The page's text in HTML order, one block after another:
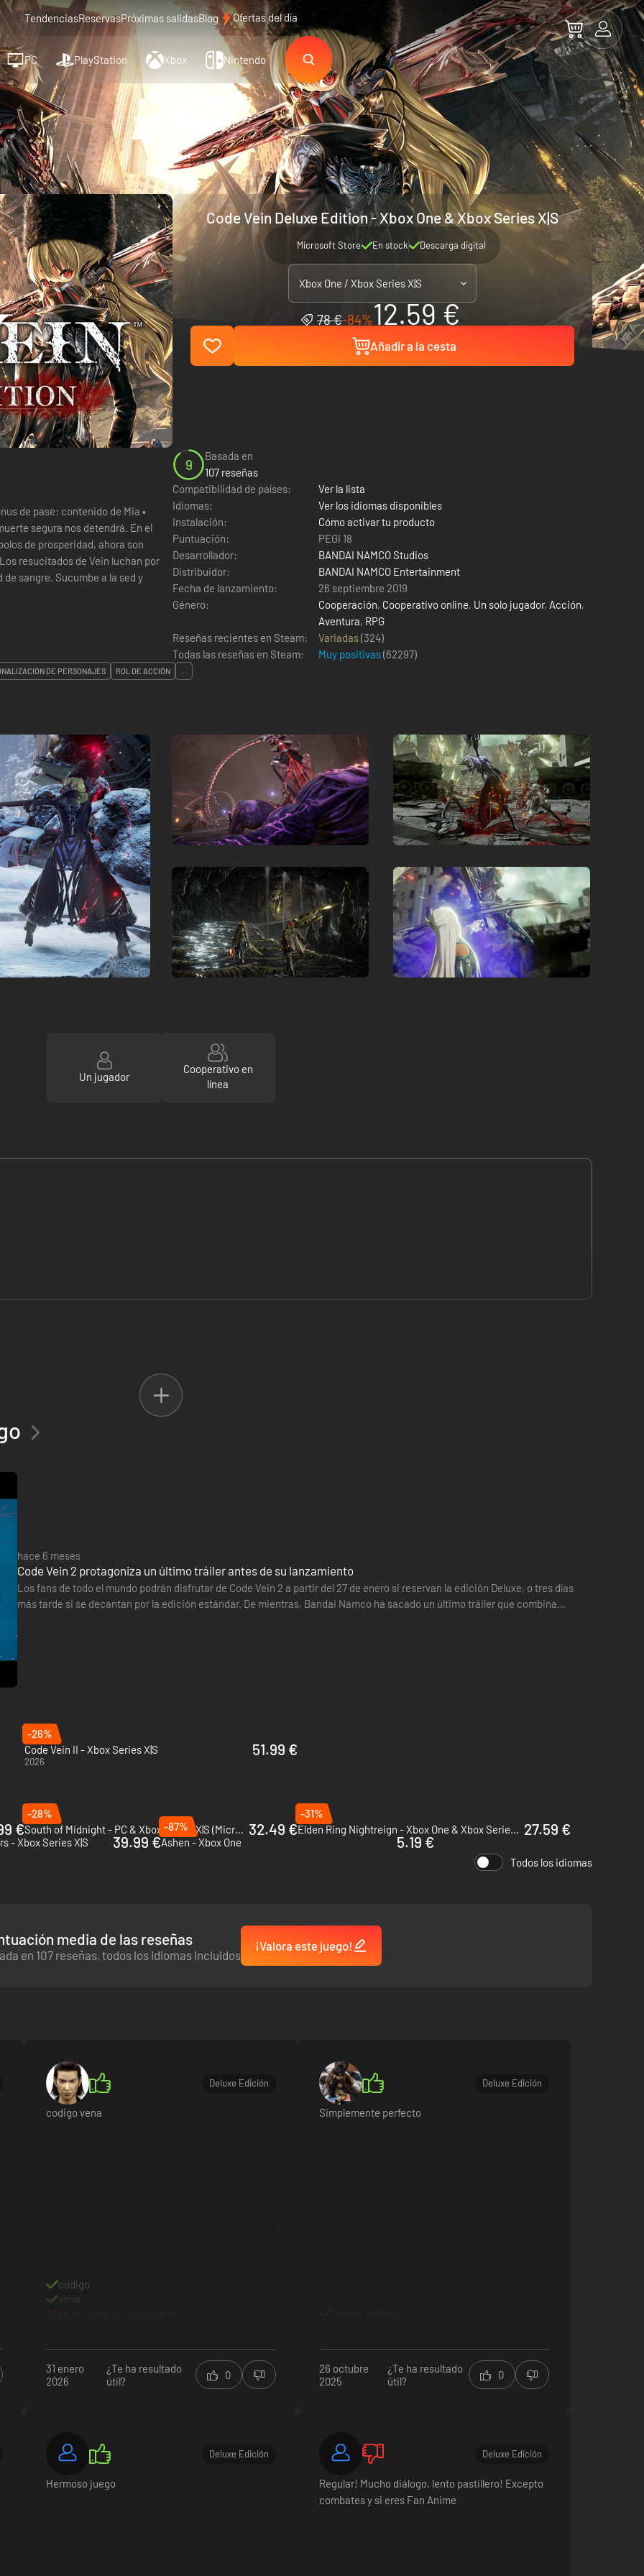
TendenciasReservasPróximas salidasBlog Ofertas del día
PC PlayStation Xbox Nintendo
Code Vein Deluxe Edition - Xbox One & Xbox Series X|S
Microsoft Store En stock Descarga digital
Xbox One / Xbox Series X|S
78 €-84%12.59 €
Añadir a la cesta
de prosperidad, ahora son
resucitados de Vein luchan por
sangre. Sucumbe a la sed y
9
Basada en
107 reseñas
Compatibilidad de países:
Ver la lista
Idiomas:
Ver los idiomas disponibles
Instalación:
Cómo activar tu producto
Puntuación:
PEGI 18
Desarrollador:
BANDAI NAMCO Studios
Distribuidor:
BANDAI NAMCO Entertainment
Fecha de lanzamiento:
26 septiembre 2019
Género:
Cooperación, Cooperativo online, Un solo jugador, Acción,
Aventura, RPG
Reseñas recientes en Steam:
Variadas(324)
Todas las reseñas en Steam:
Muy positivas(62297)
DE PERSONAJES ROL DE ACCIÓN ...
Un jugador
Cooperativo en
línea
de sangre. Sucumbe a la sed y acabarás como un Perdido, espíritu diabólico que vaga en busca de sangre y no se detiene
hace 6 meses
Code Vein 2 protagoniza un último tráiler antes de su lanzamiento
Los fans de todo el mundo podrán disfrutar de Code Vein 2 a partir del 27 de enero si reservan la edición Deluxe, o tres días
más tarde si se decantan por la edición estándar. De mientras, Bandai Namco ha sacado un último tráiler que combina
-26%
Code Vein II - Xbox Series X|S
2026
51.99 €
€
-28%
South of Midnight - PC & Xbox Series X|S (Microsoft Store) 32.49 €
-31%
Elden Ring Nightreign - Xbox One & Xbox Series X|S 27.59 €
- Xbox Series X|S
39.99 €
-87%
Ashen - Xbox One
5.19 €
Todos los idiomas
media de las reseñas
en 107 reseñas, todos los idiomas incluidos
¡Valora este juego!
Deluxe Edición
codigo vena
codigo
vena
31 enero
2026
¿Te ha resultado
útil?
0
Deluxe Edición
Simplemente perfecto
26 octubre
2025
¿Te ha resultado
útil?
0
Deluxe Edición
Hermoso juego
Deluxe Edición
Regular! Mucho diálogo, lento pastillero! Excepto
combates y si eres Fan Anime